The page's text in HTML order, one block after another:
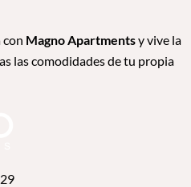
con Magno Apartmentsy vive la
las comodidades de tu propia